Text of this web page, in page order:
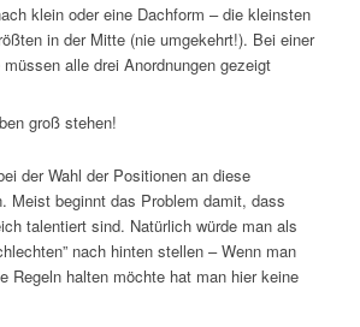
klein oder eine Dachform – die kleinsten
in der Mitte (nie umgekehrt!). Bei einer
alle drei Anordnungen gezeigt
groß stehen!
der Wahl der Positionen an diese
Meist beginnt das Problem damit, dass
talentiert sind. Natürlich würde man als
nach hinten stellen – Wenn man
Regeln halten möchte hat man hier keine